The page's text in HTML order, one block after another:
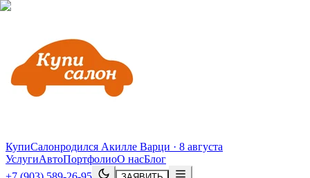
КупиСалонродился Акилле Варци · 8 августа
УслугиАвтоПортфолиоО насБлог